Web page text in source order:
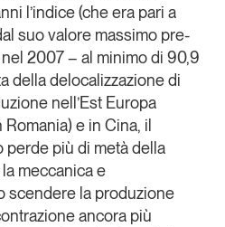
l’indice (che era pari a
suo valore massimo pre-
2007 – al minimo di 90,9
della delocalizzazione di
nell’Est Europa
Romania) e in Cina, il
più di metà della
meccanica e
scendere la produzione
ancora più